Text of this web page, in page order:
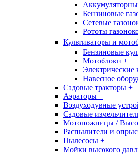
Бензиновые
Сетевые
Рототы
Культиваторы и
Бензиновые
Мотоблоки +
Электрические
Навесное
Садовые тракторы +
Аэраторы +
Воздуходувные
Садовые
Мотоножницы /
Распылители и
Пылесосы +
Мойки высокого